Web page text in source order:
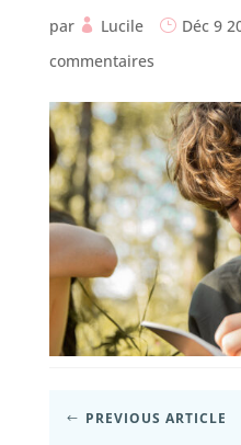
par Lucile Déc 9
commentaires
# PREVIOUS ARTICLE